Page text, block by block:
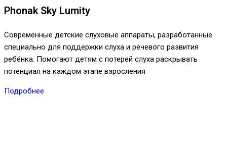
Phonak Sky Lumity
Современные детские слуховые аппараты, разработанные
специально для поддержки слуха и речевого развития
ребёнка. Помогают детям с потерей слуха раскрывать
потенциал на каждом этапе взросления
Подробнее